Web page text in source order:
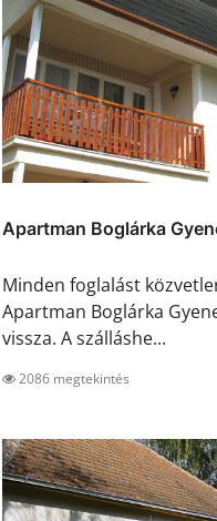
Apartman Boglárka
Minden foglalást
Apartman Boglárka
vissza. A szálláshe...
2086 megtekintés